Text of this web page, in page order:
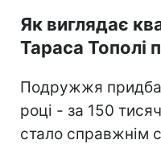
Як виглядає
Тараса Тополі
Подружжя
році - за 150
стало справжнім